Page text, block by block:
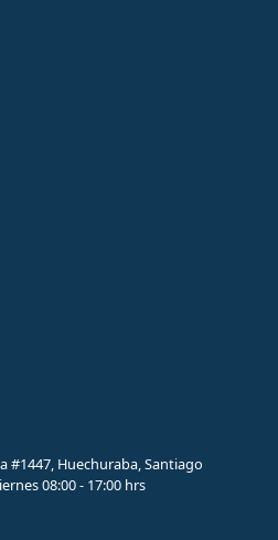
#1447, Huechuraba, Santiago
08:00 - 17:00 hrs